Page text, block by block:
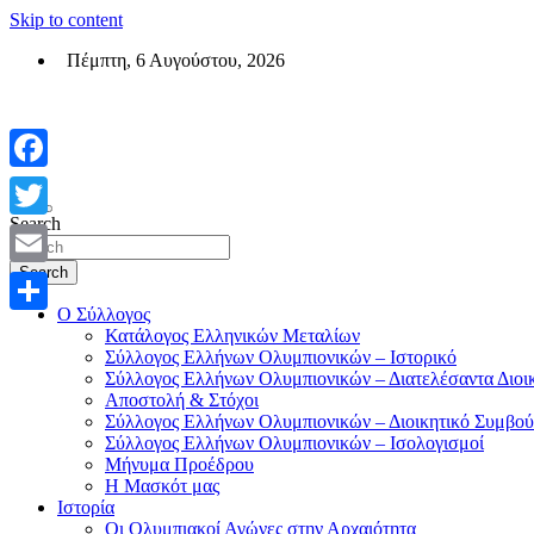
Skip to content
Πέμπτη, 6 Αυγούστου, 2026
Επίσημη σελίδα του θεσμικού φορεά των Ελλήνων Ολυμπιονικών
Search
Search
Ο Σύλλογος
Κατάλογος Ελληνικών Μεταλίων
Σύλλογος Ελλήνων Ολυμπιονικών – Ιστορικό
Σύλλογος Ελλήνων Ολυμπιονικών – Διατελέσαντα
Αποστολή & Στόχοι
Σύλλογος Ελλήνων Ολυμπιονικών – Διοικητικό
Σύλλογος Ελλήνων Ολυμπιονικών – Ισολογισμοί
Μήνυμα Προέδρου
Η Μασκότ μας
Ιστορία
Οι Ολυμπιακοί Αγώνες στην Αρχαιότητα
Facebook
Twitter
Email
Μοιραστείτε